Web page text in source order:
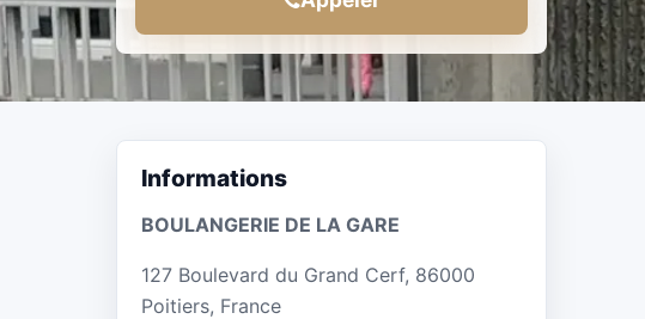
Informations
BOULANGERIE DE LA GARE
127 Boulevard du Grand Cerf, 86000
Poitiers, France